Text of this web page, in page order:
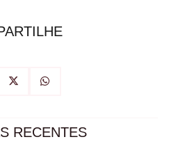
RECENTES